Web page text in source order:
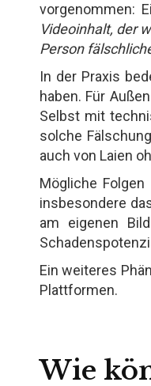
vorgenommen:
Videoinhalt, der
Person
In der Praxis
haben. Für
Selbst mit
solche
auch von Laien
Mögliche
insbesondere
am eigenen
Ein weiteres
Plattformen.
Wie